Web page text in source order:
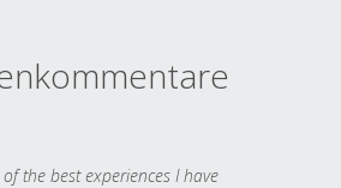
the best experiences I have